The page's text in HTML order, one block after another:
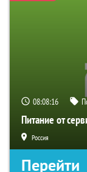
08:08:15
Питание от
Россия
Перейти